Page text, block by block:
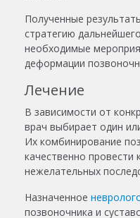
Полученные
стратегию
необходимые
деформации
Лечение
В зависимости от
врач выбирает один
Их комбинирование
качественно провести
нежелательных
Назначенное
позвоночника и